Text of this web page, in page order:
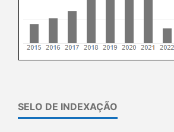
SELO DE INDEXAÇÃO